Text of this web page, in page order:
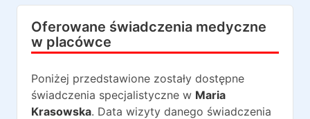
Oferowane świadczenia medyczne
w placówce
Poniżej przedstawione zostały dostępne
świadczenia specjalistyczne w Maria
Krasowska. Data wizyty danego świadczenia